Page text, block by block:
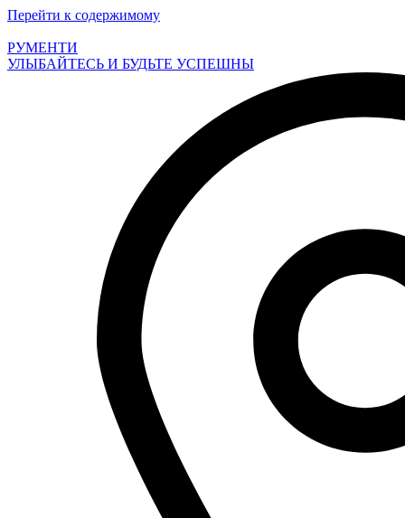
Перейти к содержимому
РУМЕНТИ
УЛЫБАЙТЕСЬ И БУДЬТЕ УСПЕШНЫ